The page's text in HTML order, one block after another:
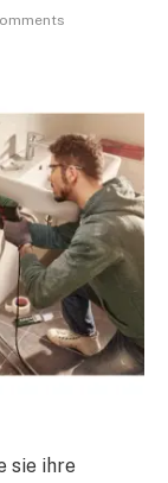
sie ihre